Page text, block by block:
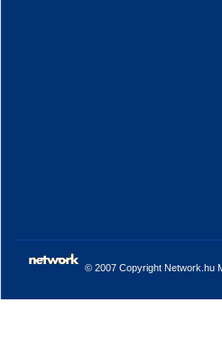
© 2007 Copyright Network.hu